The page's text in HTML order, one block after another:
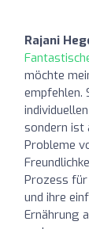
Rajani
möchte
empfehlen.
sondern ist
Probleme
Prozess für
und ihre
Ernährung